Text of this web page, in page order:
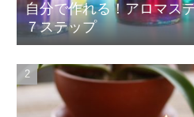
自分で作れる！アロマス
７ステップ